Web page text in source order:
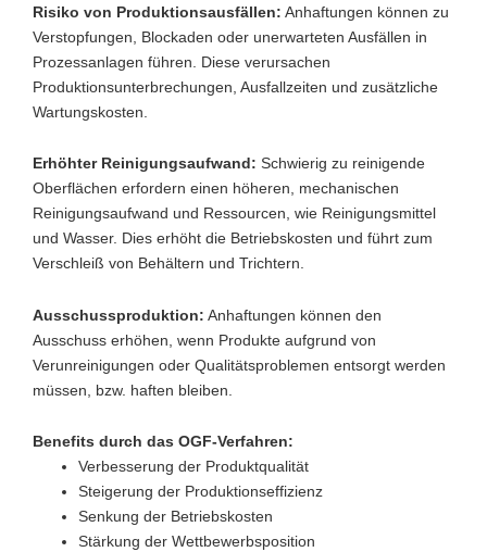
Risiko von Produktionsausfällen: Anhaftungen können zu
Verstopfungen, Blockaden oder unerwarteten Ausfällen in
Prozessanlagen führen. Diese verursachen
Produktionsunterbrechungen, Ausfallzeiten und zusätzliche
Wartungskosten.
Erhöhter Reinigungsaufwand: Schwierig zu reinigende
Oberflächen erfordern einen höheren, mechanischen
Reinigungsaufwand und Ressourcen, wie Reinigungsmittel
und Wasser. Dies erhöht die Betriebskosten und führt zum
Verschleiß von Behältern und Trichtern.
Ausschussproduktion: Anhaftungen können den
Ausschuss erhöhen, wenn Produkte aufgrund von
Verunreinigungen oder Qualitätsproblemen entsorgt werden
müssen, bzw. haften bleiben.
Benefits durch das OGF-Verfahren:
Verbesserung der Produktqualität
Steigerung der Produktionseffizienz
Senkung der Betriebskosten
Stärkung der Wettbewerbsposition